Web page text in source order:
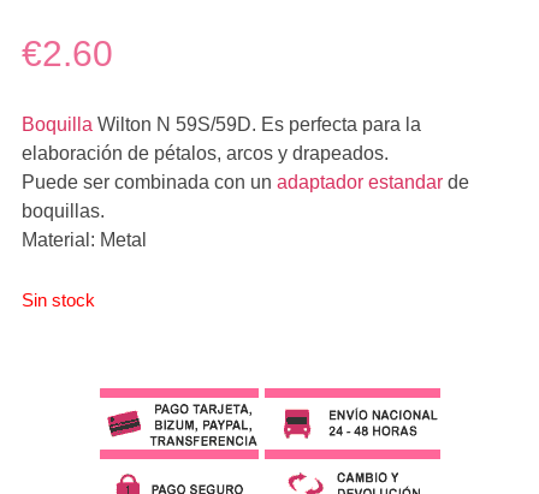
€2.60
Boquilla Wilton N 59S/59D. Es perfecta para la
elaboración de pétalos, arcos y drapeados.
Puede ser combinada con un adaptador estandarde
boquillas.
Material: Metal
Sin stock